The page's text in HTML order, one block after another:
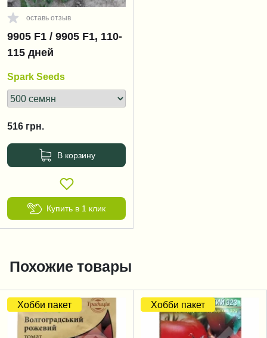
оставь отзыв
9905 F1 / 9905 F1, 110-
115 дней
Spark Seeds
516 грн.
В корзину
Купить в 1 клик
Похожие товары
Хобби пакет Хобби пакет